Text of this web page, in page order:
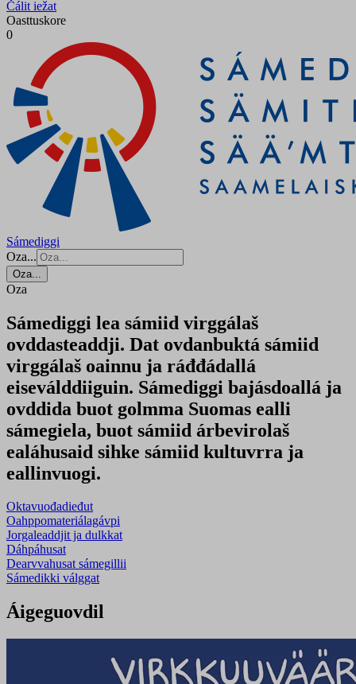
Čálit iežat
Oasttuskore
0
Sámediggi
Oza...
Oza...
Oza
Sámediggi lea sámiid virggálaš
ovddasteaddji. Dat ovdanbuktá sámiid
virggálaš oainnu ja ráđđádallá
eiseválddiiguin. Sámediggi bajásdoallá ja
ovddida buot golmma Suomas ealli
sámegiela, buot sámiid árbevirolaš
ealáhusaid sihke sámiid kultuvrra ja
eallinvuogi.
Oktavuođadieđut
Oahppomateriálagávpi
Jorgaleaddjit ja dulkkat
Dáhpáhusat
Dearvvahusat sámegillii
Sámedikki válggat
Áigeguovdil